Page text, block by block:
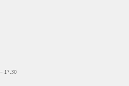
17.30